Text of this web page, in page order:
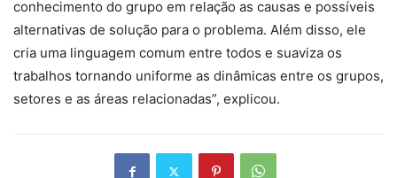
conhecimento do grupo em relação as causas e possíveis
alternativas de solução para o problema. Além disso, ele
cria uma linguagem comum entre todos e suaviza os
trabalhos tornando uniforme as dinâmicas entre os grupos,
setores e as áreas relacionadas”, explicou.